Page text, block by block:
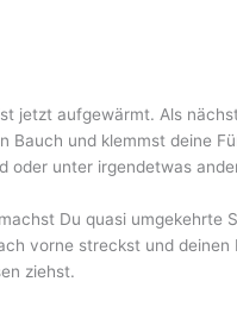
jetzt aufgewärmt. Als
Bauch und klemmst deine
oder unter irgendetwas
Du quasi umgekehrte
vorne streckst und deinen
ziehst.